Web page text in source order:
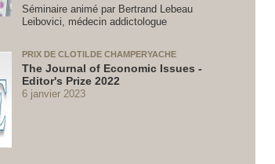
Séminaire animé par Bertrand Lebeau
Leibovici, médecin addictologue
PRIX DE CLOTILDE CHAMPERYACHE
The Journal of Economic Issues -
Editor's Prize 2022
6 janvier 2023